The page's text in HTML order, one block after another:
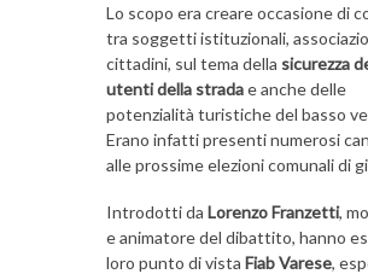
Lo scopo era creare occasione di
tra soggetti istituzionali,
cittadini, sul tema della sicurezza
utenti della stradae anche delle
potenzialità turistiche del basso
Erano infatti presenti numerosi
alle prossime elezioni comunali di
Introdotti da Lorenzo Franzetti,
e animatore del dibattito, hanno
loro punto di vista Fiab Varese,